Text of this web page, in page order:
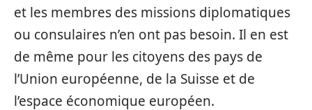
et les membres des missions diplomatiques
ou consulaires n’en ont pas besoin. Il en est
de même pour les citoyens des pays de
l’Union européenne, de la Suisse et de
l’espace économique européen.